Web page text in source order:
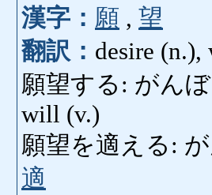
漢字： 願 , 望
翻訳： desire
願望する: がんぼ
will (v.)
願望を適える:
適